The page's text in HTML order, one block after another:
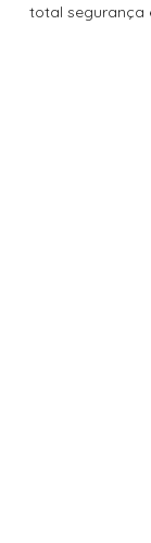
total segurança